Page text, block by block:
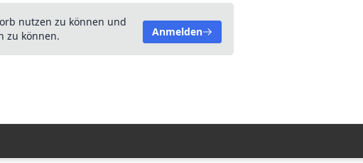
nutzen zu können und
zu können.
Anmelden